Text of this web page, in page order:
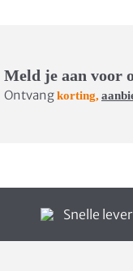
Meld je aan voor
Ontvangkorting,
Snelle